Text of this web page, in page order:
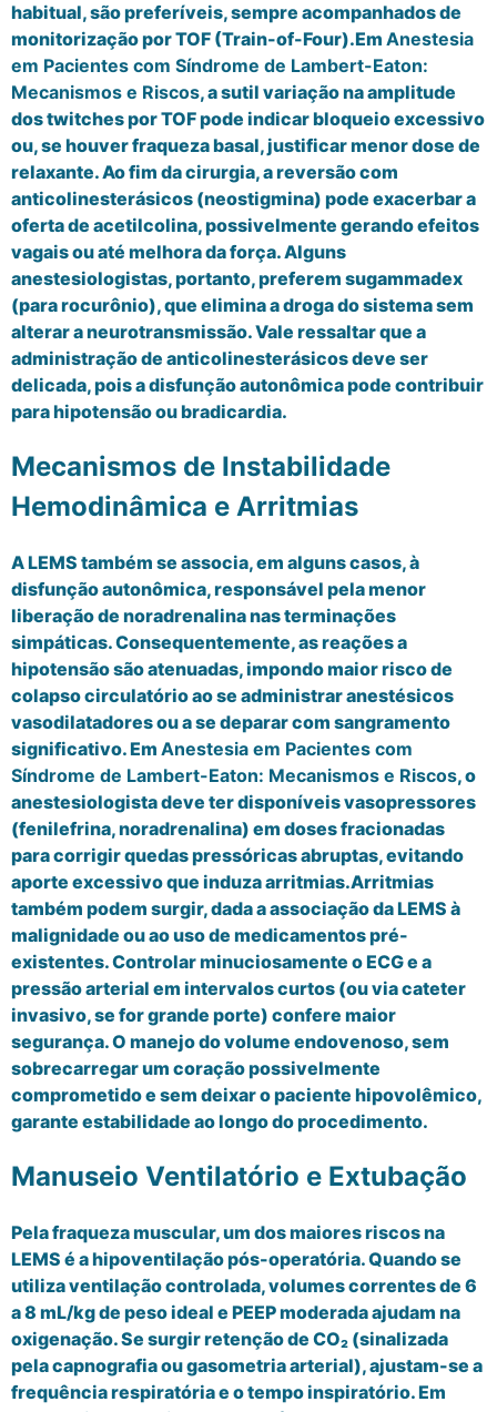
habitual, são preferíveis, sempre acompanhados de
monitorização por TOF (Train-of-Four).Em Anestesia
em Pacientes com Síndrome de Lambert-Eaton:
Mecanismos e Riscos, a sutil variação na amplitude
dos twitches por TOF pode indicar bloqueio excessivo
ou, se houver fraqueza basal, justificar menor dose de
relaxante. Ao fim da cirurgia, a reversão com
anticolinesterásicos (neostigmina) pode exacerbar a
oferta de acetilcolina, possivelmente gerando efeitos
vagais ou até melhora da força. Alguns
anestesiologistas, portanto, preferem sugammadex
(para rocurônio), que elimina a droga do sistema sem
alterar a neurotransmissão. Vale ressaltar que a
administração de anticolinesterásicos deve ser
delicada, pois a disfunção autonômica pode contribuir
para hipotensão ou bradicardia.
Mecanismos de Instabilidade
Hemodinâmica e Arritmias
A LEMS também se associa, em alguns casos, à
disfunção autonômica, responsável pela menor
liberação de noradrenalina nas terminações
simpáticas. Consequentemente, as reações a
hipotensão são atenuadas, impondo maior risco de
colapso circulatório ao se administrar anestésicos
vasodilatadores ou a se deparar com sangramento
significativo. Em Anestesia em Pacientes com
Síndrome de Lambert-Eaton: Mecanismos e Riscos, o
anestesiologista deve ter disponíveis vasopressores
(fenilefrina, noradrenalina) em doses fracionadas
para corrigir quedas pressóricas abruptas, evitando
aporte excessivo que induza arritmias.Arritmias
também podem surgir, dada a associação da LEMS à
malignidade ou ao uso de medicamentos pré-
existentes. Controlar minuciosamente o ECG e a
pressão arterial em intervalos curtos (ou via cateter
invasivo, se for grande porte) confere maior
segurança. O manejo do volume endovenoso, sem
sobrecarregar um coração possivelmente
comprometido e sem deixar o paciente hipovolêmico,
garante estabilidade ao longo do procedimento.
Manuseio Ventilatório e Extubação
Pela fraqueza muscular, um dos maiores riscos na
LEMS é a hipoventilação pós-operatória. Quando se
utiliza ventilação controlada, volumes correntes de 6
a 8 mL/kg de peso ideal e PEEP moderada ajudam na
oxigenação. Se surgir retenção de CO₂ (sinalizada
pela capnografia ou gasometria arterial), ajustam-se a
frequência respiratória e o tempo inspiratório. Em